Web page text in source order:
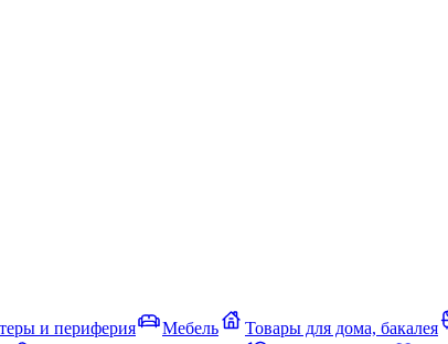
и периферия Мебель Товары для дома, бакалея